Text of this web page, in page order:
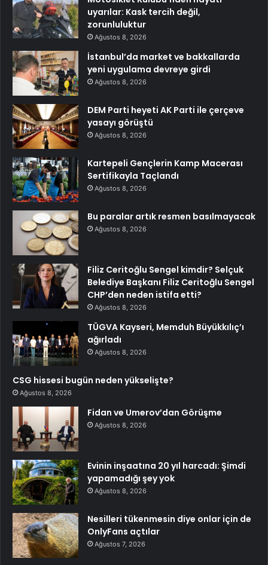
uyarılar: Kask tercih değil,
zorunluluktur
Ağustos 8, 2026
İstanbul’da market ve bakkallarda
yeni uygulama devreye girdi
Ağustos 8, 2026
DEM Parti heyeti AK Parti ile çerçeve
yasayı görüştü
Ağustos 8, 2026
Kartepeli Gençlerin Kamp Macerası
Sertifikayla Taçlandı
Ağustos 8, 2026
Bu paralar artık resmen basılmayacak
Ağustos 8, 2026
Filiz Ceritoğlu Sengel kimdir? Selçuk
Belediye Başkanı Filiz Ceritoğlu Sengel
CHP’den neden istifa etti?
Ağustos 8, 2026
TÜGVA Kayseri, Memduh Büyükkılıç’ı
ağırladı
Ağustos 8, 2026
CSG hissesi bugün neden yükselişte?
Ağustos 8, 2026
Fidan ve Umerov’dan Görüşme
Ağustos 8, 2026
Evinin inşaatına 20 yıl harcadı: Şimdi
yapamadığı şey yok
Ağustos 8, 2026
Nesilleri tükenmesin diye onlar için de
OnlyFans açtılar
Ağustos 7, 2026